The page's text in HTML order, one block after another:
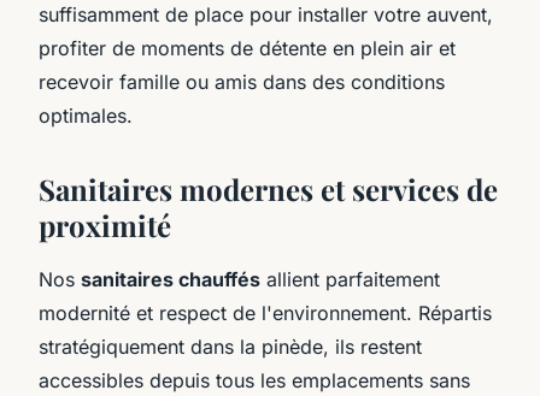
suffisamment de place pour installer votre auvent,
profiter de moments de détente en plein air et
recevoir famille ou amis dans des conditions
optimales.
Sanitaires modernes et services de
proximité
Nos sanitaires chauffés allient parfaitement
modernité et respect de l'environnement. Répartis
stratégiquement dans la pinède, ils restent
accessibles depuis tous les emplacements sans